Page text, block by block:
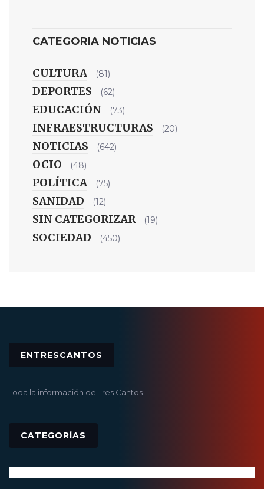
CATEGORIA NOTICIAS
CULTURA (81)
DEPORTES (62)
EDUCACIÓN (73)
INFRAESTRUCTURAS (20)
NOTICIAS (642)
OCIO (48)
POLÍTICA (75)
SANIDAD (12)
SIN CATEGORIZAR (19)
SOCIEDAD (450)
ENTRESCANTOS
Toda la información de Tres Cantos
CATEGORÍAS